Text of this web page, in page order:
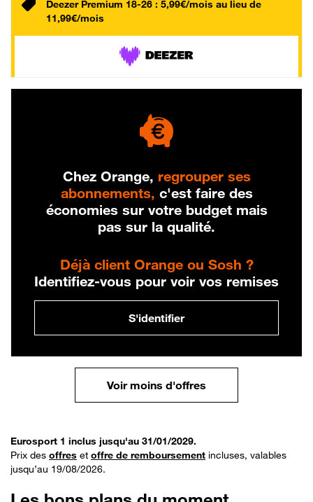
Deezer Premium 18-26 : 5,99€/mois au lieu de
11,99€/mois
Chez Orange, regrouper ses
abonnements, c'est faire des
économies sur votre budget mais
pas sur la qualité.
Déjà client Orange ou Sosh ?
Identifiez-vous pour voir vos remises
S'identifier
Voir moins d'offres
Eurosport 1 inclus jusqu'au 31/01/2029.
Prix des offres et offre de remboursement incluses, valables
jusqu’au 19/08/2026.